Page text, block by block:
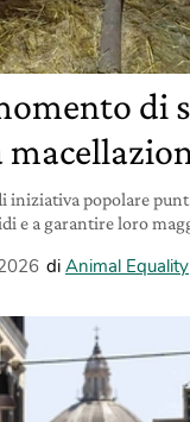
di
iniziativa popolare
e a garantire loro
di Animal Equality